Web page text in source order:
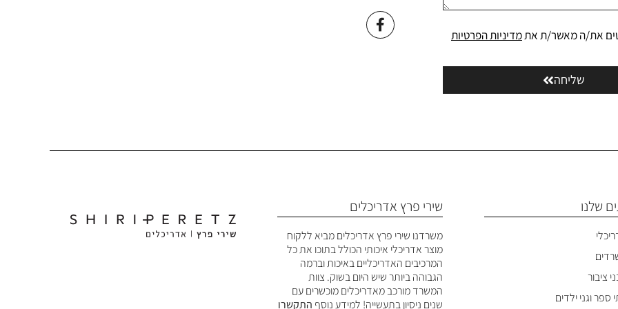
את/ה מאשר/ת אתמדיניות הפרטיות
שליחה
שלנו
ציבור
ספר וגני ילדים
שירי פרץ אדריכלים
משרדנו שירי פרץ אדריכלים מביא ללקוח
מוצר אדריכלי איכותי הכולל בתוכו את כל
המרכיבים האדריכליים באיכות וברמה
הגבוהה ביותר שיש היום בשוק. צוות
המשרד מורכב מאדריכלים מוכשרים עם
שנים ניסיון בתעשייה! למידע נוסף התקשרו